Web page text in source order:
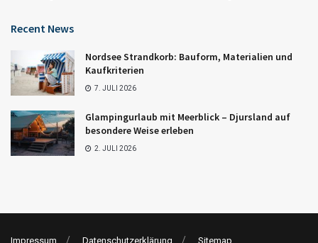
Recent News
Nordsee Strandkorb: Bauform, Materialien und
Kaufkriterien
7. JULI 2026
Glampingurlaub mit Meerblick – Djursland auf
besondere Weise erleben
2. JULI 2026
Impressum Datenschutzerklärung Sitemap